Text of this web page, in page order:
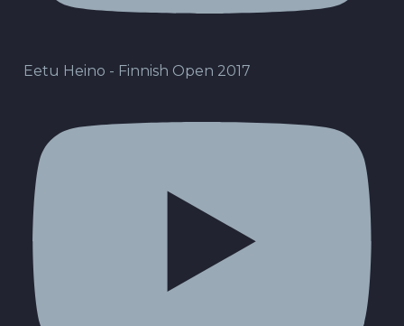
Eetu Heino - Finnish Open 2017